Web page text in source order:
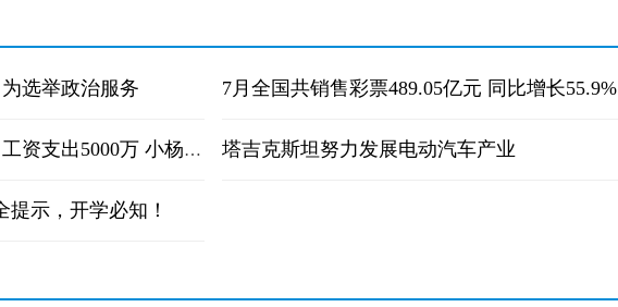
选举政治服务 7月全国共销售彩票489.05亿元 同比增长55.9%
全球关注：小杨哥称每个月工资支出5000万 小杨哥是怎么一步一步走向成功的 塔吉克斯坦努力发展电动汽车产业
示，开学必知！